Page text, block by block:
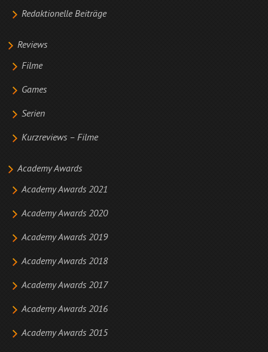
Redaktionelle Beiträge
Reviews
Filme
Games
Serien
Kurzreviews – Filme
Academy Awards
Academy Awards 2021
Academy Awards 2020
Academy Awards 2019
Academy Awards 2018
Academy Awards 2017
Academy Awards 2016
Academy Awards 2015